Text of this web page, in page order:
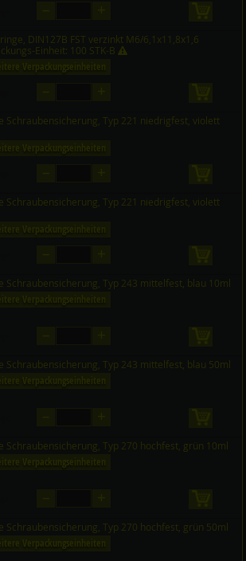
DIN127B FST verzinkt M6/6,1x11,8x1,6
Einheit: 100 STK-B
Verpackungseinheiten
Schraubensicherung, Typ 221 niedrigfest, violett
Verpackungseinheiten
Schraubensicherung, Typ 221 niedrigfest, violett
Verpackungseinheiten
Schraubensicherung, Typ 243 mittelfest, blau 10ml
Verpackungseinheiten
Schraubensicherung, Typ 243 mittelfest, blau 50ml
Verpackungseinheiten
Schraubensicherung, Typ 270 hochfest, grün 10ml
Verpackungseinheiten
Schraubensicherung, Typ 270 hochfest, grün 50ml
Verpackungseinheiten